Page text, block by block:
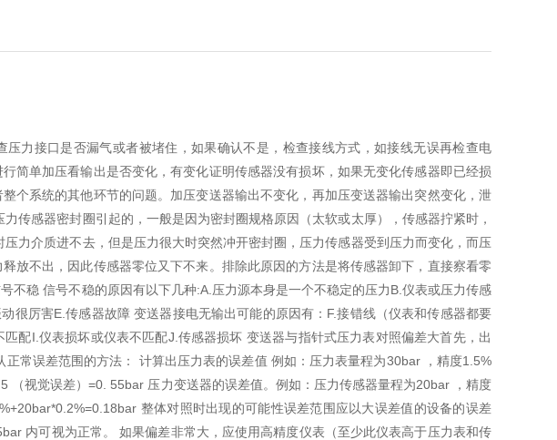
力接口是否漏气或者被堵住，如果确认不是，检查接线方式，如接线无误再检查电
简单加压看输出是否变化，有变化证明传感器没有损坏，如果无变化传感器即已经损
个系统的其他环节的问题。加压变送器输出不变化，再加压变送器输出突然变化，泄
传感器密封圈引起的，一般是因为密封圈规格原因（太软或太厚），传感器拧紧时，
力介质进不去，但是压力很大时突然冲开密封圈，压力传感器受到压力而变化，而压
放不出，因此传感器零位又下不来。排除此原因的方法是将传感器卸下，直接察看零
不稳 信号不稳的原因有以下几种:A.压力源本身是一个不稳定的压力B.仪表或压力传感
很厉害E.传感器故障 变送器接电无输出可能的原因有：F.接错线（仪表和传感器都要
配I.仪表损坏或仪表不匹配J.传感器损坏 变送器与指针式压力表对照偏差大首先，出
常误差范围的方法： 计算出压力表的误差值 例如：压力表量程为30bar ，精度1.5%
（视觉误差）=0. 55bar 压力变送器的误差值。例如：压力传感器量程为20bar ，精度
整体对照时出现的可能性误差范围应以大误差值的设备的误差
内可视为正常。 如果偏差非常大，应使用高精度仪表（至少此仪表高于压力表和传